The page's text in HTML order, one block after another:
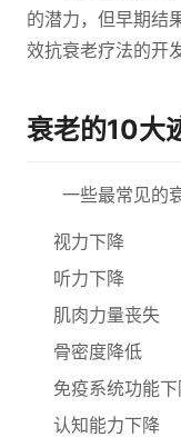
的潜力，但早期结
效抗衰老疗法的开
衰老的10大
一些最常见的
视力下降
听力下降
肌肉力量丧失
骨密度降低
免疫系统功能
认知能力下降